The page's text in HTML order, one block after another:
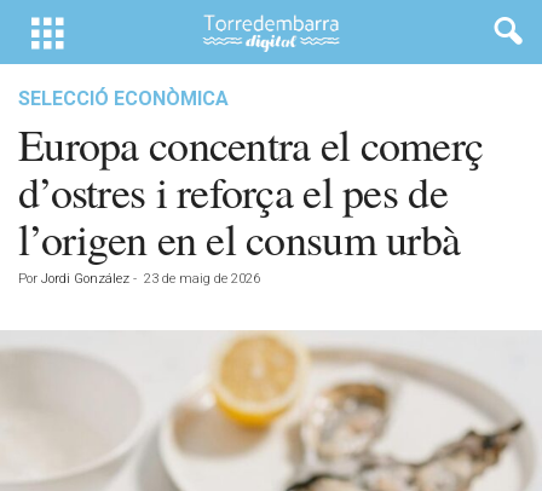
SELECCIÓ ECONÒMICA
Europa concentra el comerç
d’ostres i reforça el pes de
l’origen en el consum urbà
Por Jordi González - 23 de maig de 2026